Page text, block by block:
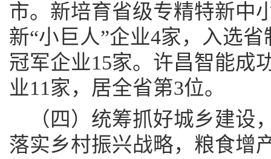
市。新培育省级专精特新中
新“小巨人”企业4家，入选
冠军企业15家。许昌智能成
业11家，居全省第3位。
（四）统筹抓好城乡建
落实乡村振兴战略，粮食增